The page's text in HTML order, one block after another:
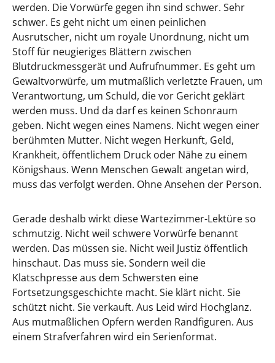
werden. Die Vorwürfe gegen ihn sind schwer. Sehr
schwer. Es geht nicht um einen peinlichen
Ausrutscher, nicht um royale Unordnung, nicht um
Stoff für neugieriges Blättern zwischen
Blutdruckmessgerät und Aufrufnummer. Es geht um
Gewaltvorwürfe, um mutmaßlich verletzte Frauen, um
Verantwortung, um Schuld, die vor Gericht geklärt
werden muss. Und da darf es keinen Schonraum
geben. Nicht wegen eines Namens. Nicht wegen einer
berühmten Mutter. Nicht wegen Herkunft, Geld,
Krankheit, öffentlichem Druck oder Nähe zu einem
Königshaus. Wenn Menschen Gewalt angetan wird,
muss das verfolgt werden. Ohne Ansehen der Person.
Gerade deshalb wirkt diese Wartezimmer-Lektüre so
schmutzig. Nicht weil schwere Vorwürfe benannt
werden. Das müssen sie. Nicht weil Justiz öffentlich
hinschaut. Das muss sie. Sondern weil die
Klatschpresse aus dem Schwersten eine
Fortsetzungsgeschichte macht. Sie klärt nicht. Sie
schützt nicht. Sie verkauft. Aus Leid wird Hochglanz.
Aus mutmaßlichen Opfern werden Randfiguren. Aus
einem Strafverfahren wird ein Serienformat.